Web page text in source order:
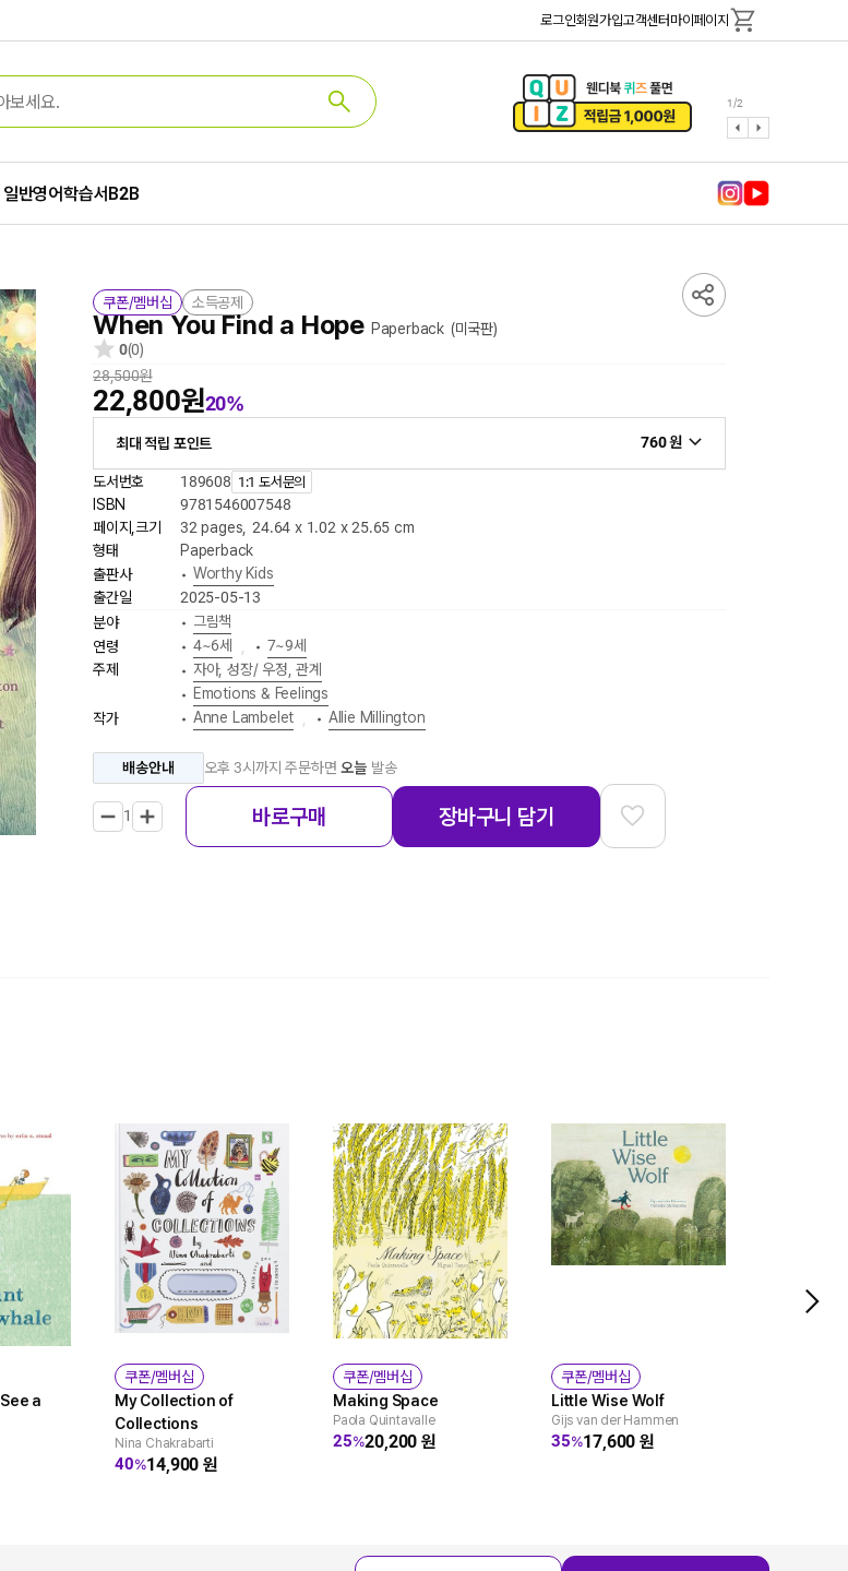
로그인회원가입고객센터 마이페이지
1/2
일반영어학습서B2B
쿠폰/멤버십 소득공제
When You Find a Hope Paperback (미국판)
0(0)
28,500원
22,800원20%
최대 적립 포인트 760 원
도서번호 189608 1:1 도서문의
ISBN
9781546007548
페이지,크기
32 pages 24.64 x 1.02 x 25.65 cm
형태
Paperback
출판사
• Worthy Kids
출간일
2025-05-13
분야
• 그림책
연령
• 4~6세 • 7~9세
주제
• 자아, 성장/ 우정, 관계
• Emotions & Feelings
작가
• Anne Lambelet • Allie Millington
배송안내 오후 3시까지 주문하면오늘 발송
1 바로구매 장바구니 담기
a
쿠폰/멤버십
My Collection of
Collections
Nina Chakrabarti
40%14,900원
쿠폰/멤버십
Making Space
Paola Quintavalle
25%20,200원
쿠폰/멤버십
Little Wise Wolf
Gijs van der Hammen
35%17,600원